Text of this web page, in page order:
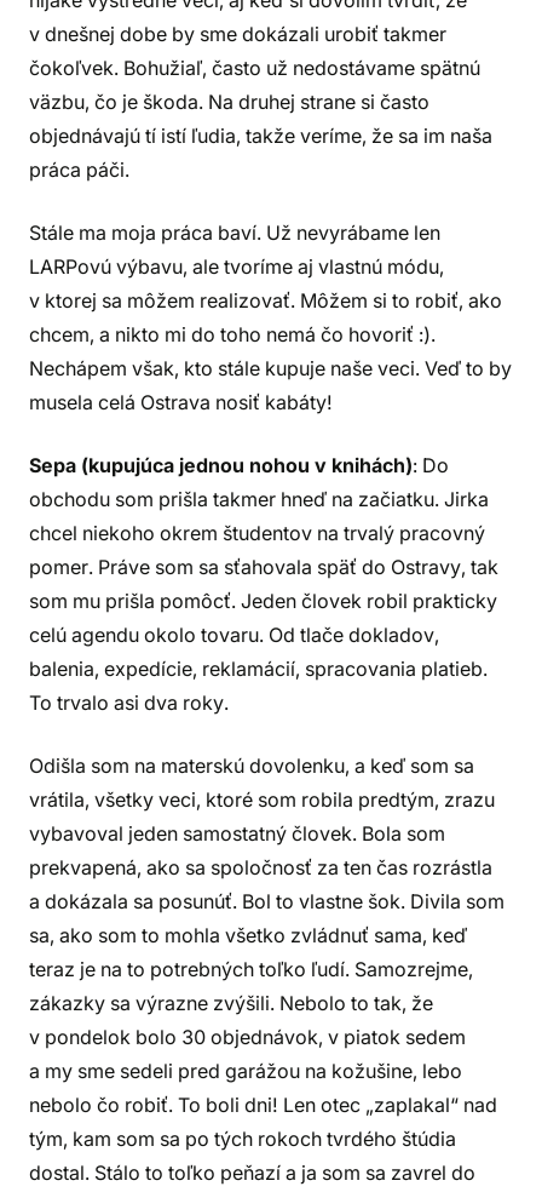
v dnešnej dobe by sme dokázali urobiť takmer
čokoľvek. Bohužiaľ, často už nedostávame spätnú
väzbu, čo je škoda. Na druhej strane si často
objednávajú tí istí ľudia, takže veríme, že sa im naša
práca páči.
Stále ma moja práca baví. Už nevyrábame len
LARPovú výbavu, ale tvoríme aj vlastnú módu,
v ktorej sa môžem realizovať. Môžem si to robiť, ako
chcem, a nikto mi do toho nemá čo hovoriť :).
Nechápem však, kto stále kupuje naše veci. Veď to by
musela celá Ostrava nosiť kabáty!
Sepa (kupujúca jednou nohou v knihách): Do
obchodu som prišla takmer hneď na začiatku. Jirka
chcel niekoho okrem študentov na trvalý pracovný
pomer. Práve som sa sťahovala späť do Ostravy, tak
som mu prišla pomôcť. Jeden človek robil prakticky
celú agendu okolo tovaru. Od tlače dokladov,
balenia, expedície, reklamácií, spracovania platieb.
To trvalo asi dva roky.
Odišla som na materskú dovolenku, a keď som sa
vrátila, všetky veci, ktoré som robila predtým, zrazu
vybavoval jeden samostatný človek. Bola som
prekvapená, ako sa spoločnosť za ten čas rozrástla
a dokázala sa posunúť. Bol to vlastne šok. Divila som
sa, ako som to mohla všetko zvládnuť sama, keď
teraz je na to potrebných toľko ľudí. Samozrejme,
zákazky sa výrazne zvýšili. Nebolo to tak, že
v pondelok bolo 30 objednávok, v piatok sedem
a my sme sedeli pred garážou na kožušine, lebo
nebolo čo robiť. To boli dni! Len otec „zaplakal“ nad
tým, kam som sa po tých rokoch tvrdého štúdia
dostal. Stálo to toľko peňazí a ja som sa zavrel do